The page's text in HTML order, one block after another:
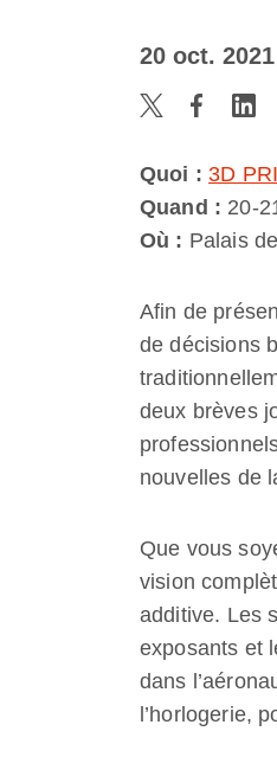
20 oct.
Quoi :3D
Quand : 20-
Où : Palais
Afin de
de décisions
deux brèves
nouvelles de
Que vous
vision
additive. Les
exposants et
dans
l’horlogerie,